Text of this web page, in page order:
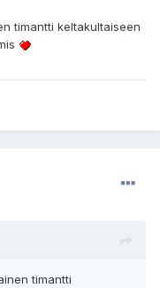
timantti keltakultaiseen
timantti